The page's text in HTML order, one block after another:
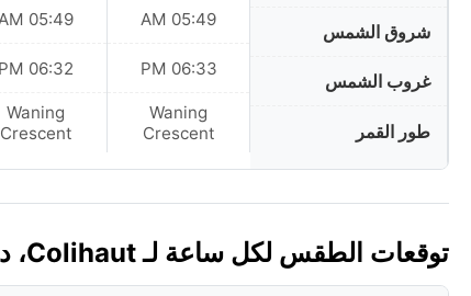
شروق الشمس
غروب الشمس
طور القمر
05:49 AM
06:33 PM
Waning
Crescent
05:49 AM
06:32 PM
Waning
Crescent
توقعات الطقس لكل ساعة لـ Colihaut، دومينيكا اليوم 🇩🇲